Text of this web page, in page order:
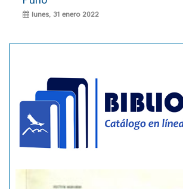
lunes, 31 enero 2022